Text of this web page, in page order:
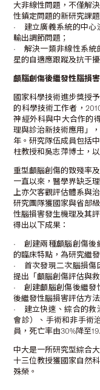
大非線性問題，不僅解
性鎮定問題的新研究課題
• 建立廣義系統的中心
輸出調節問題；
• 解決一類非線性系統
星的自適應跟蹤及抗干
顱腦創傷後繼發性腦損
國家科學技術進步獎授
的科學技術工作者，
神經外科與中大合作的
理與診治新技術應用」
年。研究隊伍成員包括
柱教授和吳志萍博士，
重型顱腦創傷的致殘率
一直以來，醫學界缺乏
上亦欠客觀評估體系與
研究團隊獲國家與省部
性腦損害發生機理及其
得出以下成果：
• 創建兩種顱腦創傷後
的臨床特點，為研究繼
• 首次發現二次腦損傷
提出「顱腦創傷評估與
• 創建顱腦創傷後繼發
後繼發性腦損害評估方
• 建立快速、綜合的救
會診）、手術和非手術
員，死亡率由30%降至
中大是一所研究型綜合
十三位教授獲國家自然
殊榮。